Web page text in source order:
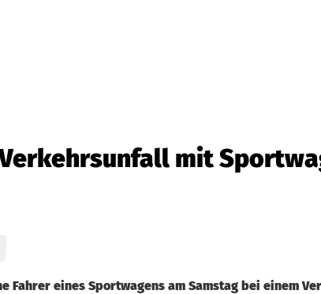
mit
Fahrer eines Sportwagens am Samstag bei einem